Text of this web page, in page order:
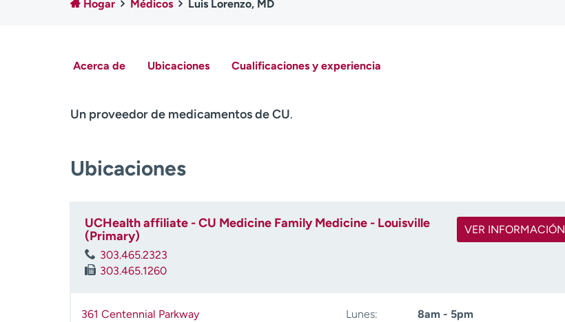
Hogar Médicos Luis Lorenzo, MD
Acerca de Ubicaciones Cualificaciones y experiencia
Un proveedor de medicamentos de CU.
Ubicaciones
UCHealth affiliate - CU Medicine Family Medicine - Louisville
(Primary)
303.465.2323
303.465.1260
VER INFORMACIÓN
361 Centennial Parkway
Lunes:
8am - 5pm